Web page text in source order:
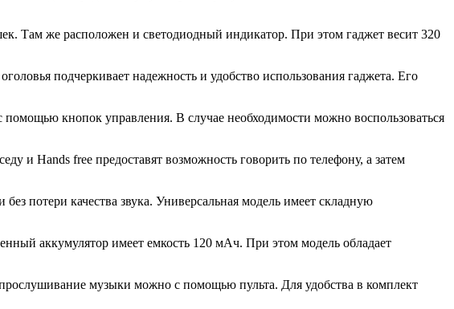
Там же расположен и светодиодный индикатор. При этом гаджет весит 320
подчеркивает надежность и удобство использования гаджета. Его
кнопок управления. В случае необходимости можно воспользоваться
и Hands free предоставят возможность говорить по телефону, а затем
потери качества звука. Универсальная модель имеет складную
аккумулятор имеет емкость 120 мАч. При этом модель обладает
музыки можно с помощью пульта. Для удобства в комплект